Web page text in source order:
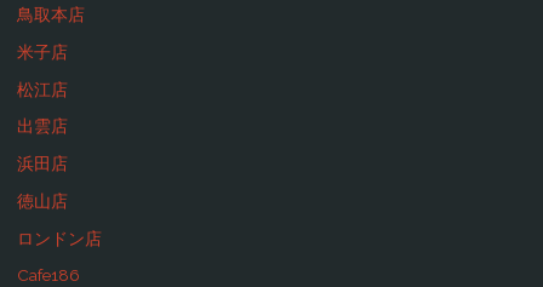
鳥取本店
米子店
松江店
出雲店
浜田店
徳山店
ロンドン店
Cafe186